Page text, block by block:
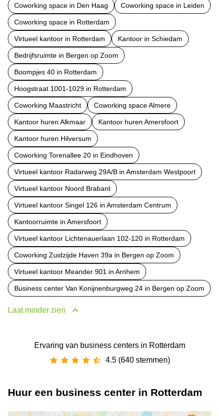
Coworking space in Den Haag Coworking space in Leiden
Coworking space in Rotterdam
Virtueel kantoor in Rotterdam Kantoor in Schiedam
Bedrijfsruimte in Bergen op Zoom
Boompjes 40 in Rotterdam
Hoogstraat 1001-1029 in Rotterdam
Coworking Maastricht Coworking space Almere
Kantoor huren Alkmaar Kantoor huren Amersfoort
Kantoor huren Hilversum
Coworking Torenallee 20 in Eindhoven
Virtueel kantoor Radarweg 29A/B in Amsterdam Westpoort
Virtueel kantoor Noord Brabant
Virtueel kantoor Singel 126 in Amsterdam Centrum
Kantoorruimte in Amersfoort
Virtueel kantoor Lichtenauerlaan 102-120 in Rotterdam
Coworking Zuidzijde Haven 39a in Bergen op Zoom
Virtueel kantoor Meander 901 in Arnhem
Business center Van Konijnenburgweg 24 in Bergen op Zoom
Laat minder zien
Ervaring van ‪business centers‬ in Rotterdam
4.5 (640 stemmen)
Huur een business center in Rotterdam